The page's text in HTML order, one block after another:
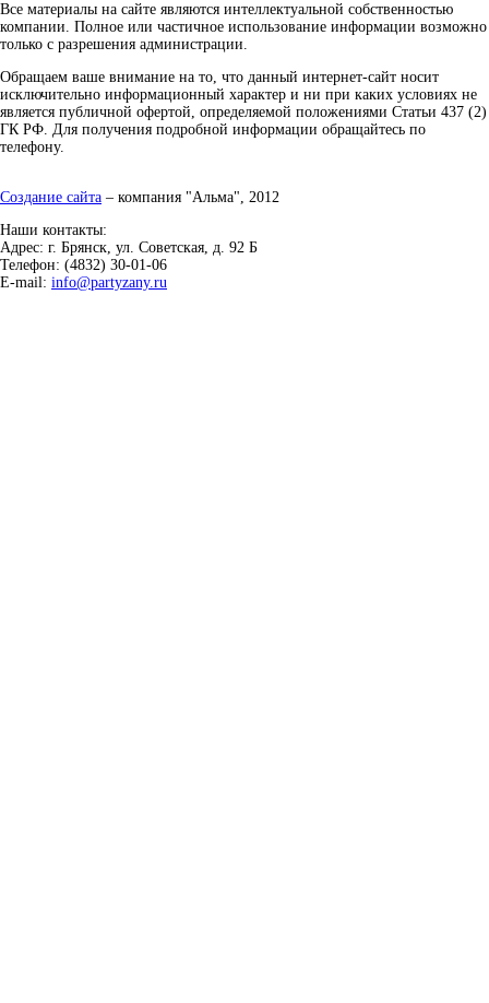
Все материалы на сайте являются интеллектуальной собственностью
компании. Полное или частичное использование информации возможно
только с разрешения администрации.
Обращаем ваше внимание на то, что данный интернет-сайт носит
исключительно информационный характер и ни при каких условиях не
является публичной офертой, определяемой положениями Статьи 437 (2)
ГК РФ. Для получения подробной информации обращайтесь по
телефону.
Создание сайта – компания "Альма", 2012
Наши контакты:
Адрес: г. Брянск, ул. Советская, д. 92 Б
Телефон: (4832) 30-01-06
E-mail: info@partyzany.ru